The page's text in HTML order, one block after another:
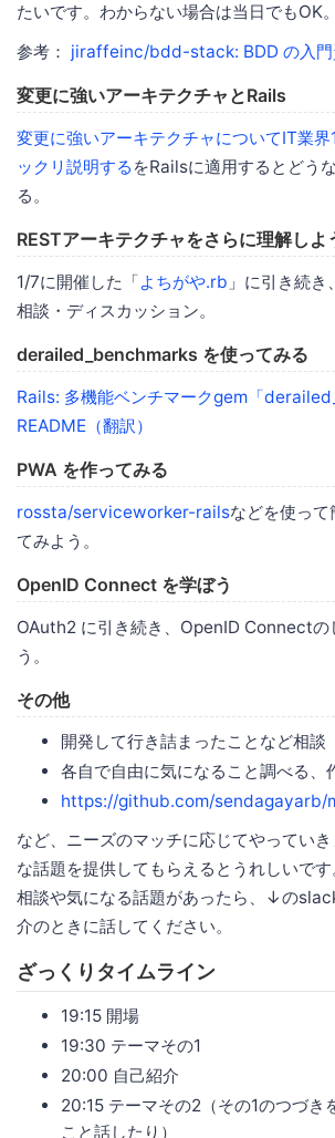
たいです。わからない場合は当日でもOK。
参考： jiraffeinc/bdd-stack: BDD の入門
変更に強いアーキテクチャとRails
変更に強いアーキテクチャについてIT業
ックリ説明する をRailsに適用するとどう
る。
RESTアーキテクチャをさらに理解しよ
1/7に開催した「よちがや.rb 」に引き続
相談・ディスカッション。
derailed_benchmarks を使ってみる
Rails: 多機能ベンチマークgem「
README（翻訳）
PWA を作ってみる
rossta/serviceworker-railsなどを使って
てみよう。
OpenID Connect を学ぼう
OAuth2 に引き続き、OpenID Connectの
う。
その他
開発して行き詰まったことなど相談
各自で自由に気になること調べる、
https://github.com/sendagayarb/
など、ニーズのマッチに応じてやってい
な話題を提供してもらえるとうれしいです
相談や気になる話題があったら、↓の
介のときに話してください。
ざっくりタイムライン
19:15 開場
19:30 テーマその1
20:00 自己紹介
20:15 テーマその2（その1のつづき
こと話したり）